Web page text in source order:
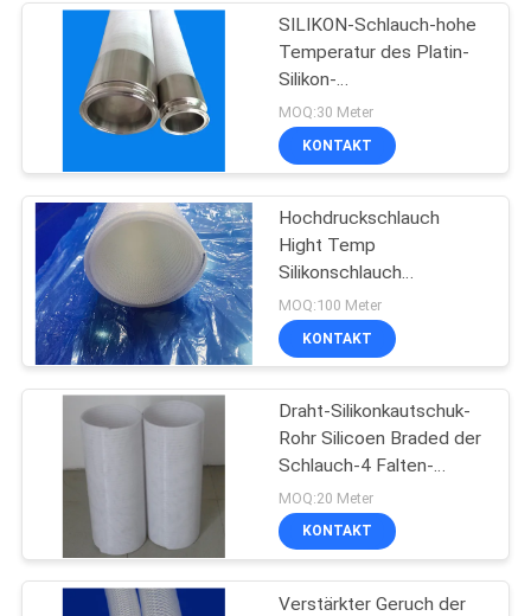
Nahrungsmittelgrad-
Silikon-Schläuche
Medizinischer Grad-
Silikon-Schläuche
Peristaltik-Pumpen-
Silikon-Schläuche
SILIKON-Schlauch-hohe
Temperatur des Platin-
Silikon-
Nahrungsmittelgrad-
4MPA
Hochdruckbeständig
MOQ:30 Meter
KONTAKT
Hochdruckschlauch
Hight Temp
Silikonschlauch
Drahtverstärkter
Schlauch Knickschutz
70A
MOQ:100 Meter
KONTAKT
Draht-Silikonkautschuk-
Rohr Silicoen Braded der
Schlauch-4 Falten-
304SS
MOQ:20 Meter
KONTAKT
Verstärkter Geruch der